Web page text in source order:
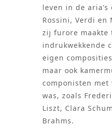
leven in de
Rossini, Verdi en
zij furore maakte
indrukwekkende
eigen
maar ook
componisten met
was, zoals
Liszt, Clara
Brahms.